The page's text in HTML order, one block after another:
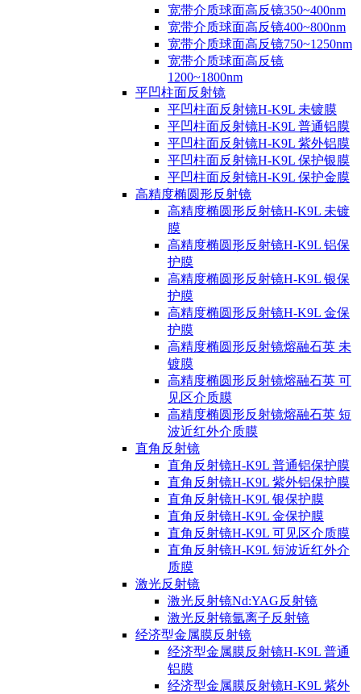
宽带介质球面高反镜350~400nm
宽带介质球面高反镜400~800nm
宽带介质球面高反镜750~1250nm
宽带介质球面高反镜
1200~1800nm
平凹柱面反射镜
平凹柱面反射镜H-K9L 未镀膜
平凹柱面反射镜H-K9L 普通铝膜
平凹柱面反射镜H-K9L 紫外铝膜
平凹柱面反射镜H-K9L 保护银膜
平凹柱面反射镜H-K9L 保护金膜
高精度椭圆形反射镜
高精度椭圆形反射镜H-K9L 未镀
膜
高精度椭圆形反射镜H-K9L 铝保
护膜
高精度椭圆形反射镜H-K9L 银保
护膜
高精度椭圆形反射镜H-K9L 金保
护膜
高精度椭圆形反射镜熔融石英 未
镀膜
高精度椭圆形反射镜熔融石英 可
见区介质膜
高精度椭圆形反射镜熔融石英 短
波近红外介质膜
直角反射镜
直角反射镜H-K9L 普通铝保护膜
直角反射镜H-K9L 紫外铝保护膜
直角反射镜H-K9L 银保护膜
直角反射镜H-K9L 金保护膜
直角反射镜H-K9L 可见区介质膜
直角反射镜H-K9L 短波近红外介
质膜
激光反射镜
激光反射镜Nd:YAG反射镜
激光反射镜氩离子反射镜
经济型金属膜反射镜
经济型金属膜反射镜H-K9L 普通
铝膜
经济型金属膜反射镜H-K9L 紫外